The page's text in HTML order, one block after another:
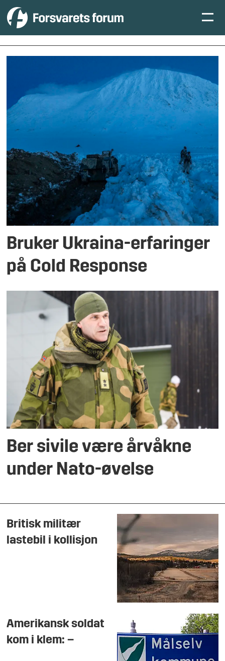
Tag:
Bruker Ukraina-erfaringer
på Cold Response
Ber sivile være årvåkne
under Nato-øvelse
Britisk militær
lastebil i kollisjon
Amerikansk soldat
kom i klem: –